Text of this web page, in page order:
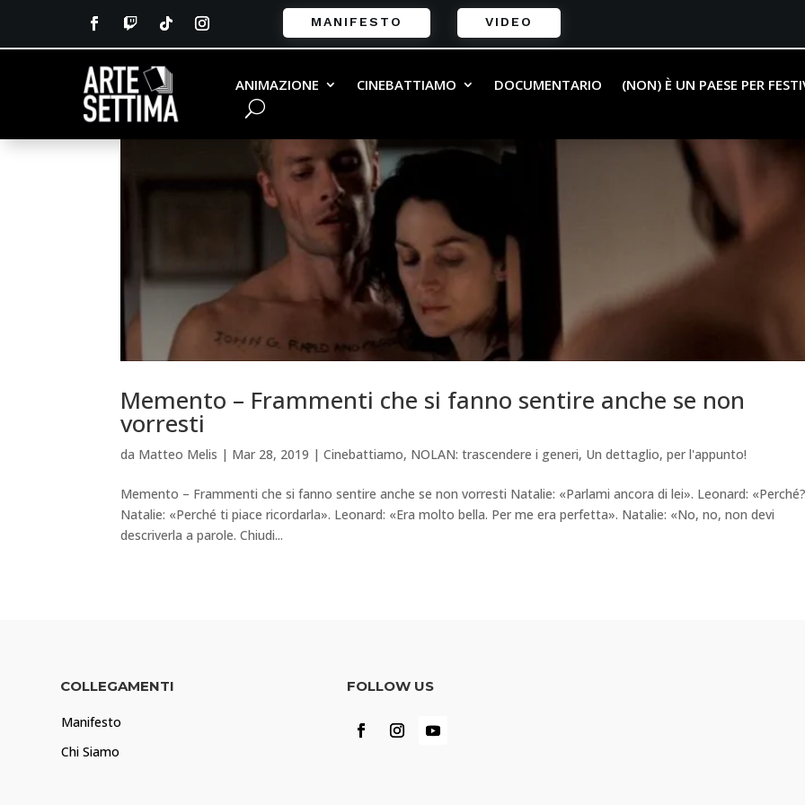
MANIFESTO VIDEO
ANIMAZIONE CINEBATTIAMO DOCUMENTARIO (NON) È UN PAESE PER
Memento – Frammenti che si fanno sentire anche se non
vorresti
da Matteo Melis | Mar 28, 2019 |Cinebattiamo, NOLAN: trascendere i generi, Un dettaglio, per l'appunto!
Memento – Frammenti che si fanno sentire anche se non vorresti Natalie: «Parlami ancora di lei». Leonard:
Natalie: «Perché ti piace ricordarla». Leonard: «Era molto bella. Per me era perfetta». Natalie: «No, no, non devi
descriverla a parole. Chiudi...
COLLEGAMENTI
Manifesto
Chi Siamo
FOLLOW US